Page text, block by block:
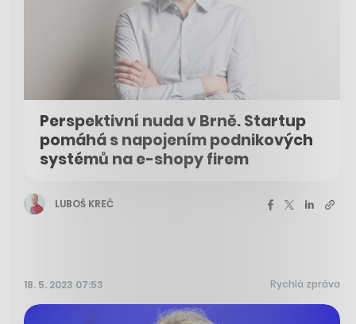
Perspektivní nuda v Brně. Startup
pomáhá s napojením podnikových
systémů na e-shopy firem
LUBOŠ KREČ
18. 5. 2023 07:53 Rychlá zpráva